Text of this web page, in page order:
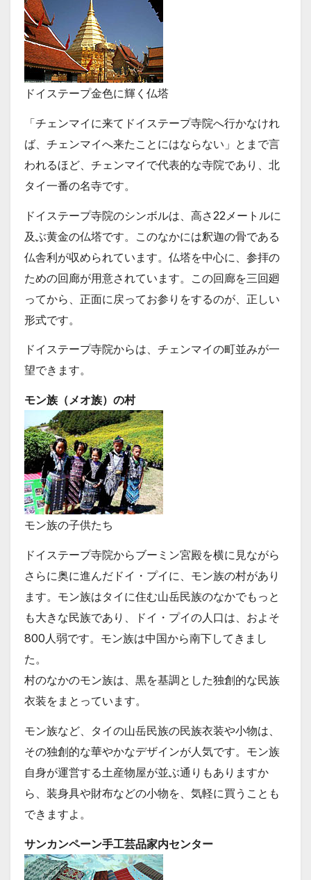
ドイステープ金色に輝く仏塔
「チェンマイに来てドイステープ寺院へ行かなけれ
ば、チェンマイへ来たことにはならない」とまで言
われるほど、チェンマイで代表的な寺院であり、北
タイ一番の名寺です。
ドイステープ寺院のシンボルは、高さ22メートルに
及ぶ黄金の仏塔です。このなかには釈迦の骨である
仏舎利が収められています。仏塔を中心に、参拝の
ための回廊が用意されています。この回廊を三回廻
ってから、正面に戻ってお参りをするのが、正しい
形式です。
ドイステープ寺院からは、チェンマイの町並みが一
望できます。
モン族（メオ族）の村
モン族の子供たち
ドイステープ寺院からブーミン宮殿を横に見ながら
さらに奥に進んだドイ・プイに、モン族の村があり
ます。モン族はタイに住む山岳民族のなかでもっと
も大きな民族であり、ドイ・プイの人口は、およそ
800人弱です。モン族は中国から南下してきまし
た。
村のなかのモン族は、黒を基調とした独創的な民族
衣装をまとっています。
モン族など、タイの山岳民族の民族衣装や小物は、
その独創的な華やかなデザインが人気です。モン族
自身が運営する土産物屋が並ぶ通りもありますか
ら、装身具や財布などの小物を、気軽に買うことも
できますよ。
サンカンペーン手工芸品家内センター